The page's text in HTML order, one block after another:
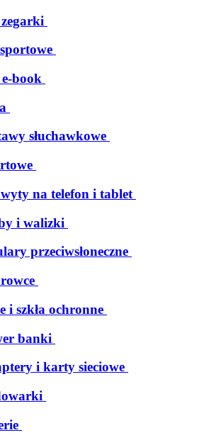
book
słuchawkowe
na telefon i tablet
i walizki
przeciwsłoneczne
i szkła ochronne
banki
i karty sieciowe